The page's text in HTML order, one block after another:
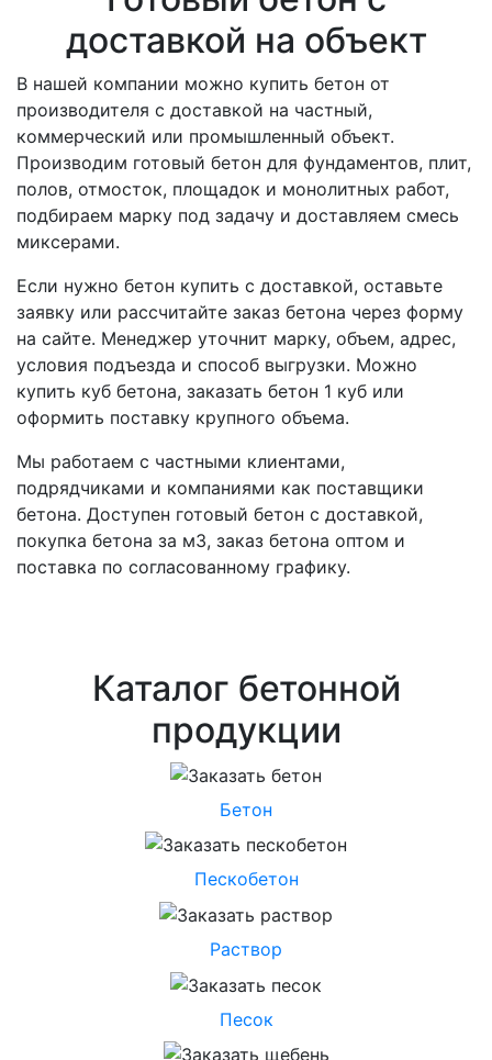
доставкой на объект
В нашей компании можно купить бетон от
производителя с доставкой на частный,
коммерческий или промышленный объект.
Производим готовый бетон для фундаментов, плит,
полов, отмосток, площадок и монолитных работ,
подбираем марку под задачу и доставляем смесь
миксерами.
Если нужно бетон купить с доставкой, оставьте
заявку или рассчитайте заказ бетона через форму
на сайте. Менеджер уточнит марку, объем, адрес,
условия подъезда и способ выгрузки. Можно
купить куб бетона, заказать бетон 1 куб или
оформить поставку крупного объема.
Мы работаем с частными клиентами,
подрядчиками и компаниями как поставщики
бетона. Доступен готовый бетон с доставкой,
покупка бетона за м3, заказ бетона оптом и
поставка по согласованному графику.
Каталог бетонной
продукции
Бетон
Пескобетон
Раствор
Песок